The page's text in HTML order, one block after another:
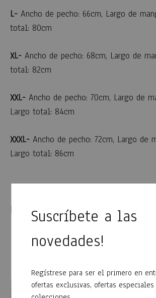
L- Ancho de pecho: 66cm, Largo de
total: 80cm
XL- Ancho de pecho: 68cm, Largo de
total: 82cm
XXL- Ancho de pecho: 70cm, Largo de
Largo total: 84cm
XXXL- Ancho de pecho: 72cm, Largo de
Largo total: 86cm
Productos relacionados
Suscríbete a las
novedades!
Regístrese para ser el primero en
ofertas exclusivas, ofertas